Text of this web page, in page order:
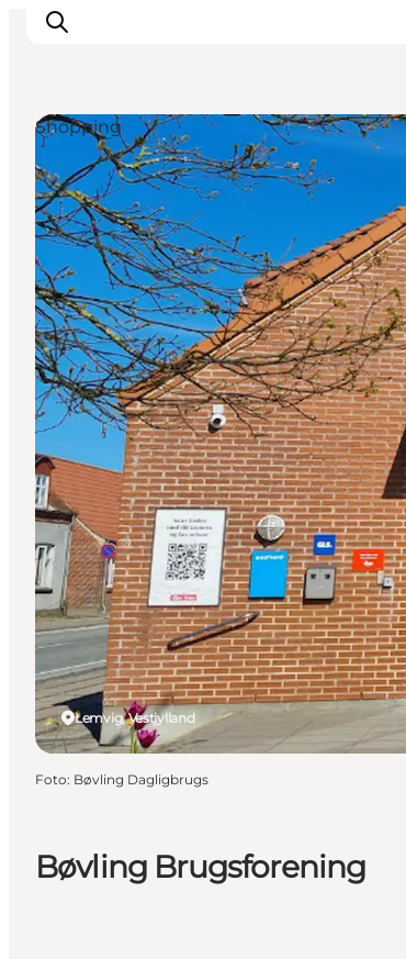
Feriesteder
Inspiration
Handicapvenlig ferie
Events
Overnatning
Planlæg din ferie
Bøvling Brugsforening
Lemvig, Vestjylland
Shopping
Foto: Bøvling Dagligbrugs